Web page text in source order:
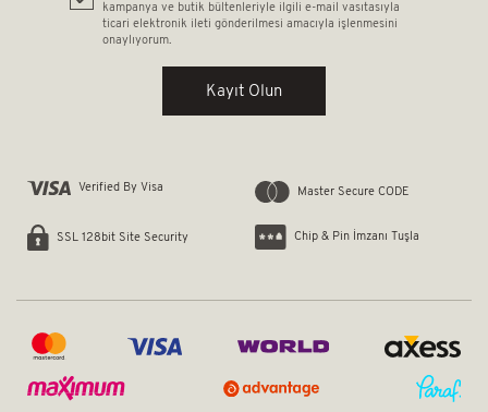
kampanya ve butik bültenleriyle ilgili e-mail vasıtasıyla
ticari elektronik ileti gönderilmesi amacıyla işlenmesini
onaylıyorum.
Kayıt Olun
Verified By Visa Master Secure CODE
SSL 128bit Site Security Chip & Pin İmzanı Tuşla